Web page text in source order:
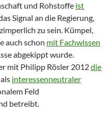
und Rohstoffe ist
Signal an die Regierung,
zu sein. Kümpel,
auch schon mit Fachwissen
abgekippt wurde.
mit Philipp Rösler 2012die
interessenneutraler
Feld
betreibt.